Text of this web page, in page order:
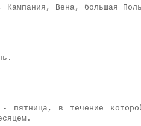
Кампания, Вена, большая
пятница, в течение